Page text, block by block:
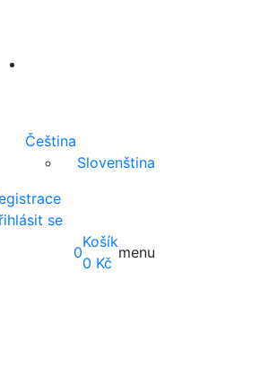
Čeština
Slovenština
se
0
Košík
0 Kč
menu